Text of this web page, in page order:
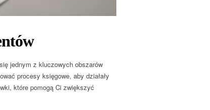
jednym z kluczowych obszarów
procesy księgowe, aby działały
które pomogą Ci zwiększyć